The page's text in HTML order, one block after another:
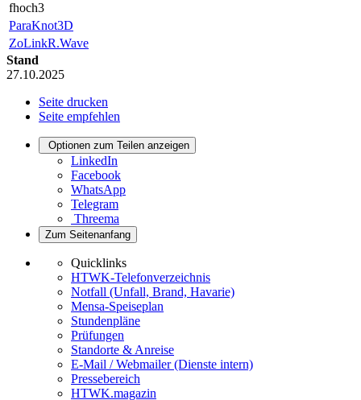
fhoch3
ParaKnot3D
ZoLinkR.Wave
Stand
27.10.2025
Seite drucken
Seite empfehlen
Optionen zum Teilen anzeigen
LinkedIn
Facebook
WhatsApp
Telegram
Threema
Zum Seitenanfang
Quicklinks
HTWK-Telefonverzeichnis
Notfall (Unfall, Brand, Havarie)
Mensa-Speiseplan
Stundenpläne
Prüfungen
Standorte & Anreise
E-Mail / Webmailer (Dienste intern)
Pressebereich
HTWK.magazin